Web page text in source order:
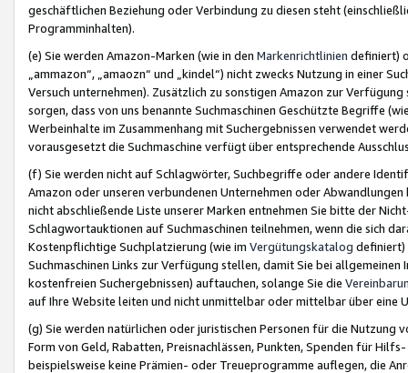
geschäftlichen Beziehung oder Verbindung zu diesen steht
Programminhalten).
(e) Sie werden Amazon-Marken (wie in den Markenrichtlinien definiert)
„ammazon“, „amaozn“ und „kindel“) nicht zwecks Nutzung in einer
Versuch unternehmen). Zusätzlich zu sonstigen Amazon zur
sorgen, dass von uns benannte Suchmaschinen Geschützte Begriffe
Werbeinhalte im Zusammenhang mit Suchergebnissen verwendet
vorausgesetzt die Suchmaschine verfügt über entsprechende
(f) Sie werden nicht auf Schlagwörter, Suchbegriffe oder andere
Amazon oder unseren verbundenen Unternehmen oder
nicht abschließende Liste unserer Marken entnehmen Sie bitte der
Schlagwortauktionen auf Suchmaschinen teilnehmen, wenn die sich
Kostenpflichtige Suchplatzierung (wie im Vergütungskatalog definiert)
Suchmaschinen Links zur Verfügung stellen, damit Sie bei
kostenfreien Suchergebnissen) auftauchen, solange Sie die
auf Ihre Website leiten und nicht unmittelbar oder mittelbar über eine
(g) Sie werden natürlichen oder juristischen Personen für die Nutzung
Form von Geld, Rabatten, Preisnachlässen, Punkten, Spenden für
beispielsweise keine Prämien- oder Treueprogramme auflegen, die